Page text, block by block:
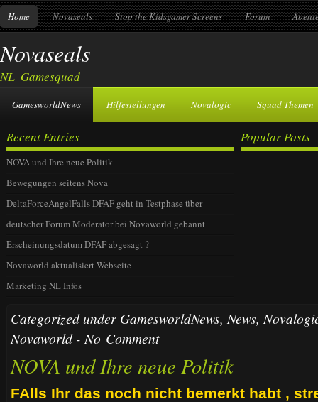
Home Novaseals Stop the Kidsgamer Screens Forum
Novaseals
NL_Gamesquad
GamesworldNews Hilfestellungen Novalogic Squad Themen
Recent Entries
NOVA und Ihre neue Politik
Bewegungen seitens Nova
DeltaForceAngelFalls DFAF geht in Testphase über
deutscher Forum Moderator bei Novaworld gebannt
Erscheinungsdatum DFAF abgesagt ?
Novaworld aktualisiert Webseite
Marketing NL Infos
Popular Posts
Categorized under GamesworldNews, News,
Novaworld- No Comment
NOVA und Ihre neue Politik
FAlls Ihr das noch nicht bemerkt habt ,